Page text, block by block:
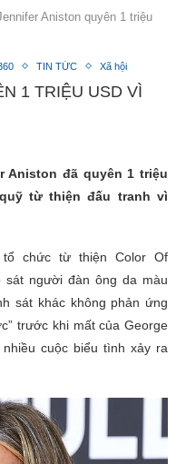
Aniston quyên 1 triệu
TIN TỨC Xã hội
1 TRIỆU USD VÌ
Aniston đã quyên 1 triệu
từ thiện đấu tranh vì
tổ chức từ thiện Color Of
sát người đàn ông da màu
sát khác không phản ứng
trước khi mất của George
cuộc biểu tình xảy ra